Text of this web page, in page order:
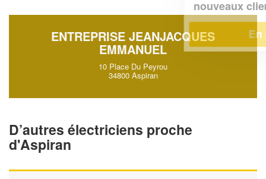
ENTREPRISE JEANJACQUES
EMMANUEL
10 Place Du Peyrou
34800 Aspiran
D’autres électriciens proche
d'Aspiran
En savoir plus